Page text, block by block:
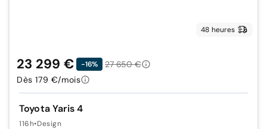
48 heures
Toyota Yaris 4
116h•Design
23 299 € -16%
27 650 €
Dès 179 €/mois